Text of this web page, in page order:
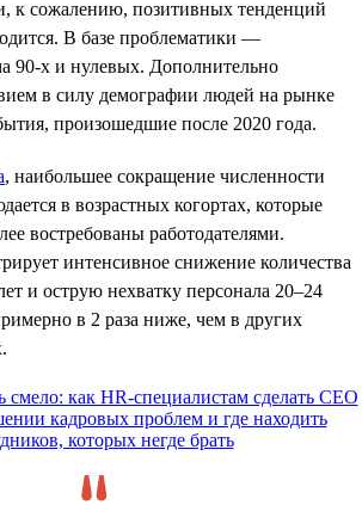
к сожалению, позитивных тенденций
В базе проблематики —
90-х и нулевых. Дополнительно
в силу демографии людей на рынке
произошедшие после 2020 года.
, наибольшее сокращение численности
в возрастных когортах, которые
востребованы работодателями.
интенсивное снижение количества
и острую нехватку персонала 20–24
в 2 раза ниже, чем в других